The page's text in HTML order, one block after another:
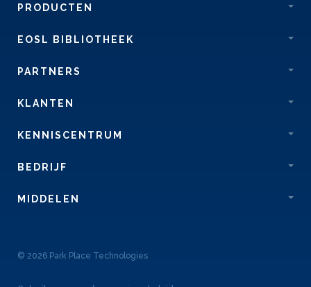
PRODUCTEN
EOSL BIBLIOTHEEK
PARTNERS
KLANTEN
KENNISCENTRUM
BEDRIJF
MIDDELEN
© 2026 Park Place Technologies